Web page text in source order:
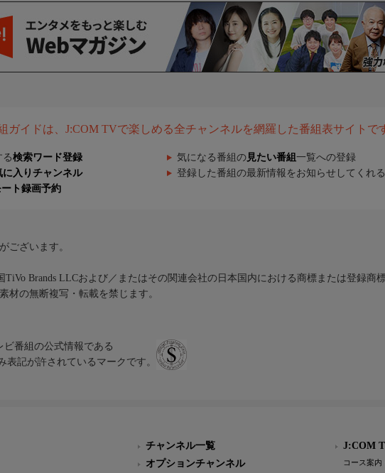
ガイドは、J:COM TVで楽しめる全チャンネルを網羅した番組表サイトで
る検索ワード登録 気になる番組の 見たい番組 一覧への登録
に入りチャンネル 登録した番組の最新情報をお知らせしてくれる
ート録画予約
ございます。
Brands LLCおよび／またはその関連会社の日本国内における商標または登録商標
材の無断複写・転載を禁じます。
ビ番組の公式情報である
表記が許されているマークです。
チャンネル一覧
オプションチャンネル
J:COM
コース案内